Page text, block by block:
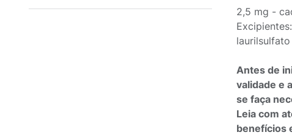
2,5 mg -
Antes de
validade e
se faça
Leia com
benefícios